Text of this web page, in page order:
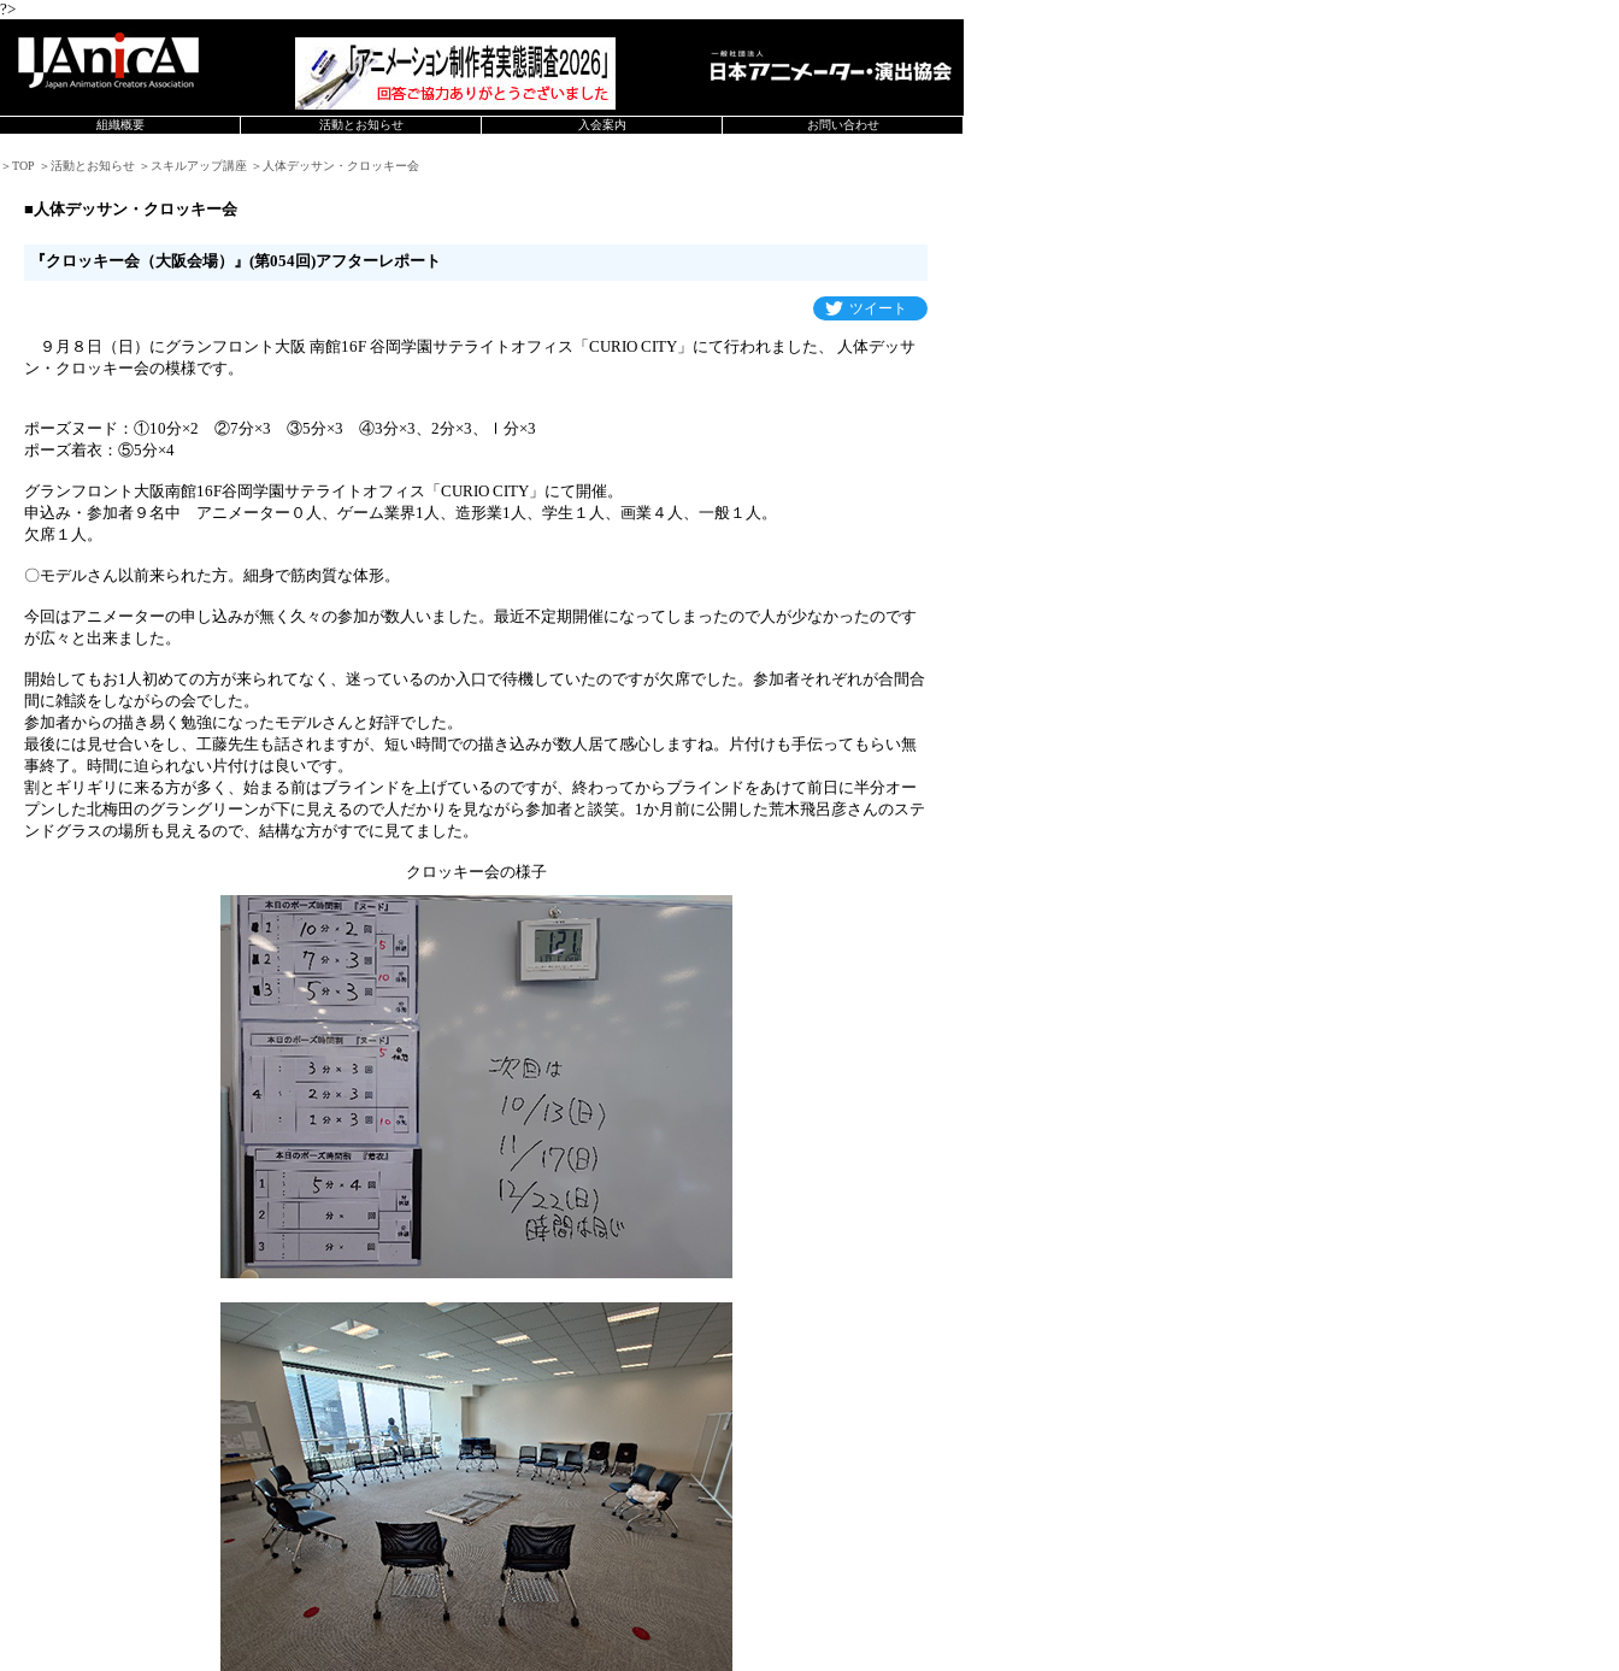
?>
組織概要 活動とお知らせ 入会案内 お問い合わせ
＞TOP ＞活動とお知らせ ＞スキルアップ講座 ＞人体デッサン・クロッキー会
■人体デッサン・クロッキー会
『クロッキー会（大阪会場）』(第054回)アフターレポート
ツイート
９月８日（日）にグランフロント大阪 南館16F 谷岡学園サテライトオフィス「CURIO CITY」にて行われました、 人体デッサ
ン・クロッキー会の模様です。
ポーズヌード：①10分×2 ②7分×3 ③5分×3 ④3分×3、2分×3、Ⅰ分×3
ポーズ着衣：⑤5分×4
グランフロント大阪南館16F谷岡学園サテライトオフィス「CURIO CITY」にて開催。
申込み・参加者９名中 アニメーター０人、ゲーム業界1人、造形業1人、学生１人、画業４人、一般１人。
欠席１人。
〇モデルさん以前来られた方。細身で筋肉質な体形。
今回はアニメーターの申し込みが無く久々の参加が数人いました。最近不定期開催になってしまったので人が少なかったのです
が広々と出来ました。
開始してもお1人初めての方が来られてなく、迷っているのか入口で待機していたのですが欠席でした。参加者それぞれが合間合
間に雑談をしながらの会でした。
参加者からの描き易く勉強になったモデルさんと好評でした。
最後には見せ合いをし、工藤先生も話されますが、短い時間での描き込みが数人居て感心しますね。片付けも手伝ってもらい無
事終了。時間に迫られない片付けは良いです。
割とギリギリに来る方が多く、始まる前はブラインドを上げているのですが、終わってからブラインドをあけて前日に半分オー
プンした北梅田のグラングリーンが下に見えるので人だかりを見ながら参加者と談笑。1か月前に公開した荒木飛呂彦さんのステ
ンドグラスの場所も見えるので、結構な方がすでに見てました。
クロッキー会の様子